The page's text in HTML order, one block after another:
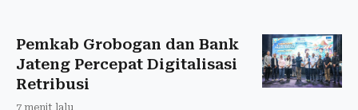
Pemkab Grobogan dan Bank
Jateng Percepat Digitalisasi
Retribusi
7 menit lalu